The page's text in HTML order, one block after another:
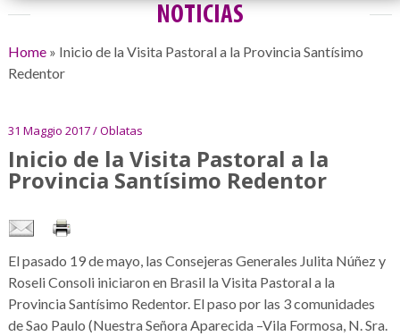
NOTICIAS
Home» Inicio de la Visita Pastoral a la Provincia Santísimo
Redentor
31 Maggio 2017 / Oblatas
Inicio de la Visita Pastoral a la
Provincia Santísimo Redentor
El pasado 19 de mayo, las Consejeras Generales Julita Núñez y
Roseli Consoli iniciaron en Brasil la Visita Pastoral a la
Provincia Santísimo Redentor. El paso por las 3 comunidades
de Sao Paulo (Nuestra Señora Aparecida –Vila Formosa, N. Sra.